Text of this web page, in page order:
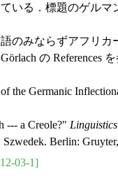
いる．標題のゲル
のみならずアフリカ
の References
Germanic
--- a Creole?"
Berlin:
03-1]